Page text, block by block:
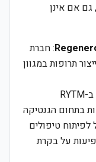
אם אינן
: חברת
תרופות במגוון
: Regeneron מתחרה ב-RYTM
בתחום הגנטיקה
לפיתוח טיפולים
על בקרת